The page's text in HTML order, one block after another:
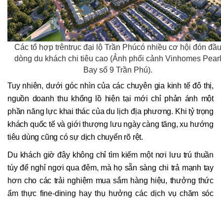
Các tổ hợp trêntrục đại lộ Trần Phúcó nhiều cơ hội đón đầu
dòng du khách chi tiêu cao (Ảnh phối cảnh Vinhomes Pearl
Bay số 9 Trần Phú).
Tuy nhiên, dưới góc nhìn của các chuyên gia kinh tế đô thị,
nguồn doanh thu khổng lồ hiện tại mới chỉ phản ánh một
phần năng lực khai thác của du lịch địa phương. Khi tỷ trọng
khách quốc tế và giới thượng lưu ngày càng tăng, xu hướng
tiêu dùng cũng có sự dịch chuyển rõ rệt.
Du khách giờ đây không chỉ tìm kiếm một nơi lưu trú thuần
túy để nghỉ ngơi qua đêm, mà họ sẵn sàng chi trả mạnh tay
hơn cho các trải nghiệm mua sắm hàng hiệu, thưởng thức
ẩm thực fine-dining hay thụ hưởng các dịch vụ chăm sóc